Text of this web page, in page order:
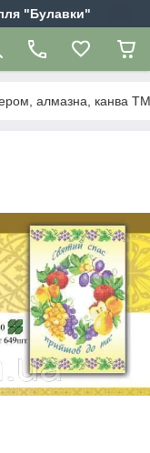
"Булавки"
алмазна, канва